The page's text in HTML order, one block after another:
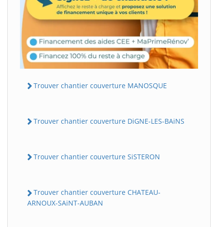
Trouver chantier couverture MANOSQUE
Trouver chantier couverture DiGNE-LES-BAiNS
Trouver chantier couverture SiSTERON
Trouver chantier couverture CHATEAU-
ARNOUX-SAiNT-AUBAN